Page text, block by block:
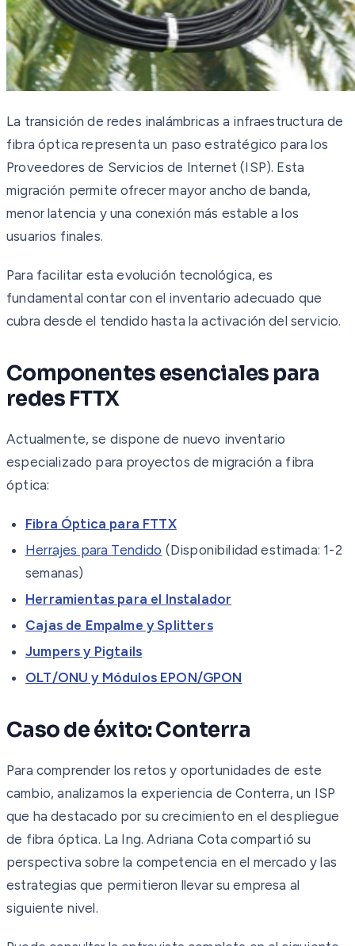
La transición de redes inalámbricas a infraestructura de
fibra óptica representa un paso estratégico para los
Proveedores de Servicios de Internet (ISP). Esta
migración permite ofrecer mayor ancho de banda,
menor latencia y una conexión más estable a los
usuarios finales.
Para facilitar esta evolución tecnológica, es
fundamental contar con el inventario adecuado que
cubra desde el tendido hasta la activación del servicio.
Componentes esenciales para
redes FTTX
Actualmente, se dispone de nuevo inventario
especializado para proyectos de migración a fibra
óptica:
Fibra Óptica para FTTX
Herrajes para Tendido (Disponibilidad estimada: 1-2
semanas)
Herramientas para el Instalador
Cajas de Empalme y Splitters
Jumpers y Pigtails
OLT/ONU y Módulos EPON/GPON
Caso de éxito: Conterra
Para comprender los retos y oportunidades de este
cambio, analizamos la experiencia de Conterra, un ISP
que ha destacado por su crecimiento en el despliegue
de fibra óptica. La Ing. Adriana Cota compartió su
perspectiva sobre la competencia en el mercado y las
estrategias que permitieron llevar su empresa al
siguiente nivel.